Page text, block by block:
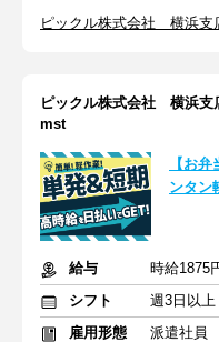
ピックル株式会社 横浜支
ピックル株式会社 横浜
mst
【お
ンタン
給与
時給1875
シフト
雇用形態
派遣社員